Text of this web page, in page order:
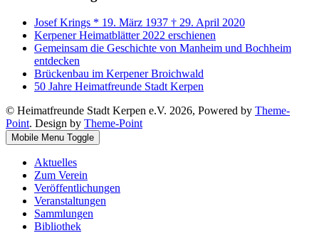
Josef Krings * 19. März 1937 † 29. April 2020
Kerpener Heimatblätter 2022 erschienen
Gemeinsam die Geschichte von Manheim und Bochheim
entdecken
Brückenbau im Kerpener Broichwald
50 Jahre Heimatfreunde Stadt Kerpen
© Heimatfreunde Stadt Kerpen e.V. 2026, Powered by Theme-
Point. Design by Theme-Point
Mobile Menu Toggle
Aktuelles
Zum Verein
Veröffentlichungen
Veranstaltungen
Sammlungen
Bibliothek